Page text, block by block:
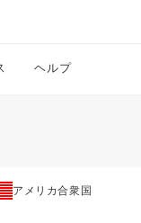
ヘルプ
アメリカ合衆国